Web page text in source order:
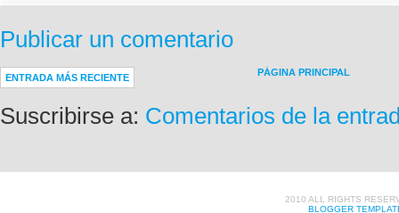
Publicar un comentario
ENTRADA MÁS RECIENTE PÁGINA PRINCIPAL
Suscribirse a: Comentarios de la
2010 ALL RIGHTS
BLOGGER